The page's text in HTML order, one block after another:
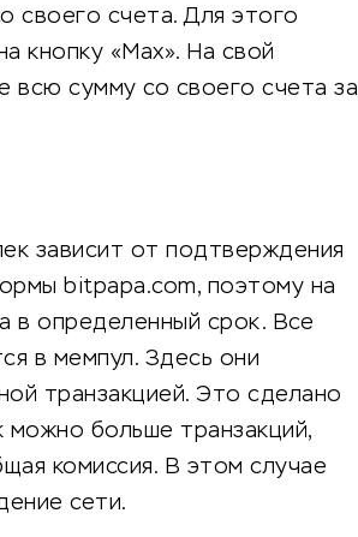
своего счета. Для этого
кнопку «Max». На свой
всю сумму со своего счета за
зависит от подтверждения
bitpapa.com, поэтому на
в определенный срок. Все
в мемпул. Здесь они
транзакцией. Это сделано
можно больше транзакций,
комиссия. В этом случае
сети.